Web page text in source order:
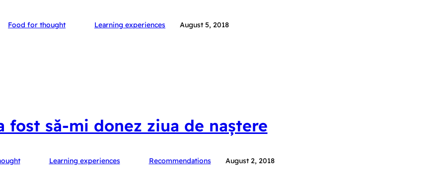
Food for thought Learning experiences August 5, 2018
fost să-mi donez ziua de naștere
Learning experiences Recommendations August 2, 2018